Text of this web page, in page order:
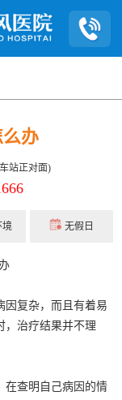
办
站正对面)
境 无假日
因复杂，而且有着易
，治疗结果并不理
在查明自己病因的情